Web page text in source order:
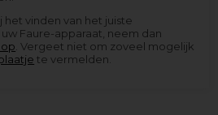
het vinden van het juiste
Faure-apparaat, neem dan
. Vergeet niet om zoveel mogelijk
te vermelden.